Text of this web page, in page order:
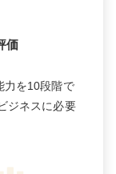
価
力を10段階で
ジネスに必要